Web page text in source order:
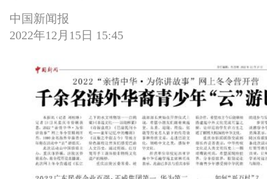
中国新闻报
2022年12月15日 15:45